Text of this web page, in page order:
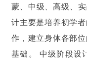
蒙、中级、高级、
计主要是培养初学
作，建立身体各部
基础。
中级阶段设